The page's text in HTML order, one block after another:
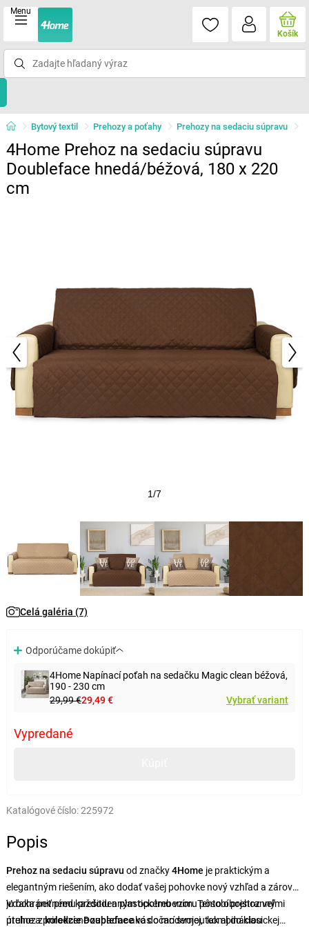
Menu
Košík
Bytový textil Prehozy a poťahy Prehozy na sedaciu súpravu
4Home Prehoz na sedaciu súpravu
Doubleface hnedá/béžová, 180 x 220
cm
1/7
Celá galéria (7)
Odporúčame dokúpiť
4Home Napínací poťah na sedačku Magic clean béžová,
190 - 230 cm
29,99 €29,49 € Vybrať variant
Vypredané
Katalógové číslo:225972
Popis
Prehoz na sedaciu súpravu od značky4Home je praktickým a
elegantným riešením, ako dodať vašej pohovke nový vzhľad a zároveň
ju ochrániť pred každodenným opotrebením. Tento obojstranný
prehoz zkolekcie Doublefacevás očarí svojou kombináciou
Vďaka pevnému prešitiu a plastickému vzoru pôsobí prehoz veľmi
útulne a prirodzene zapadne ako do modernej, tak aj do klasickej